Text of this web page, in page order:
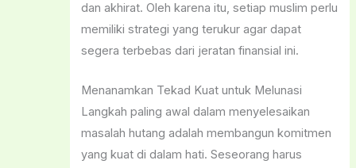
dan akhirat. Oleh karena itu, setiap muslim perlu
memiliki strategi yang terukur agar dapat
segera terbebas dari jeratan finansial ini.
Menanamkan Tekad Kuat untuk Melunasi
Langkah paling awal dalam menyelesaikan
masalah hutang adalah membangun komitmen
yang kuat di dalam hati. Seseorang harus